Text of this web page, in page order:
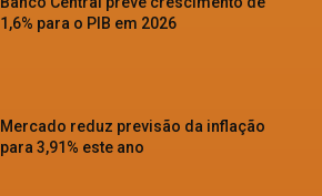
1,6% para o PIB em 2026
Mercado reduz previsão da inflação
para 3,91% este ano